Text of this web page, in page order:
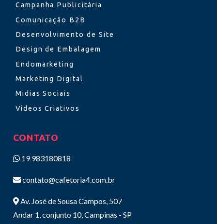
Campanha Publicitária
Comunicação B2B
Desenvolvimento de Site
Design de Embalagem
Endomarketing
Marketing Digital
Midias Sociais
Vídeos Criativos
CONTATO
19 983180818
contato@cafetoria4.com.br
Av. José de Sousa Campos, 507
Andar 1, conjunto 10, Campinas - SP